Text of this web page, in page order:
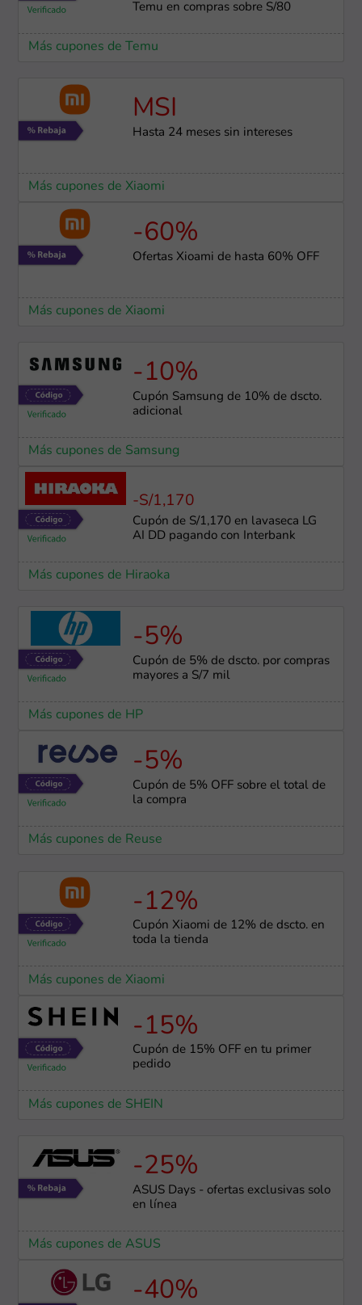
Temu en compras sobre S/80
Más cupones de Temu
MSI
Hasta 24 meses sin intereses
Más cupones de Xiaomi
-60%
Ofertas Xioami de hasta 60% OFF
Más cupones de Xiaomi
-10%
Cupón Samsung de 10% de dscto.
adicional
Más cupones de Samsung
-S/1,170
Cupón de S/1,170 en lavaseca LG
AI DD pagando con Interbank
Más cupones de Hiraoka
-5%
Cupón de 5% de dscto. por compras
mayores a S/7 mil
Más cupones de HP
-5%
Cupón de 5% OFF sobre el total de
la compra
Más cupones de Reuse
-12%
Cupón Xiaomi de 12% de dscto. en
toda la tienda
Más cupones de Xiaomi
-15%
Cupón de 15% OFF en tu primer
pedido
Más cupones de SHEIN
-25%
ASUS Days - ofertas exclusivas solo
en línea
Más cupones de ASUS
-40%